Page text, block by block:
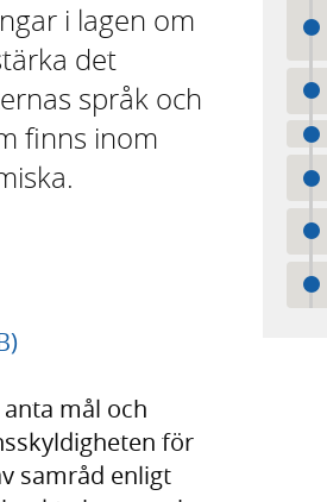
i lagen om
det
språk och
finns inom
mål och
för
samråd enligt